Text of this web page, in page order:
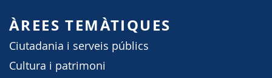
ÀREES TEMÀTIQUES
Ciutadania i serveis públics
Cultura i patrimoni